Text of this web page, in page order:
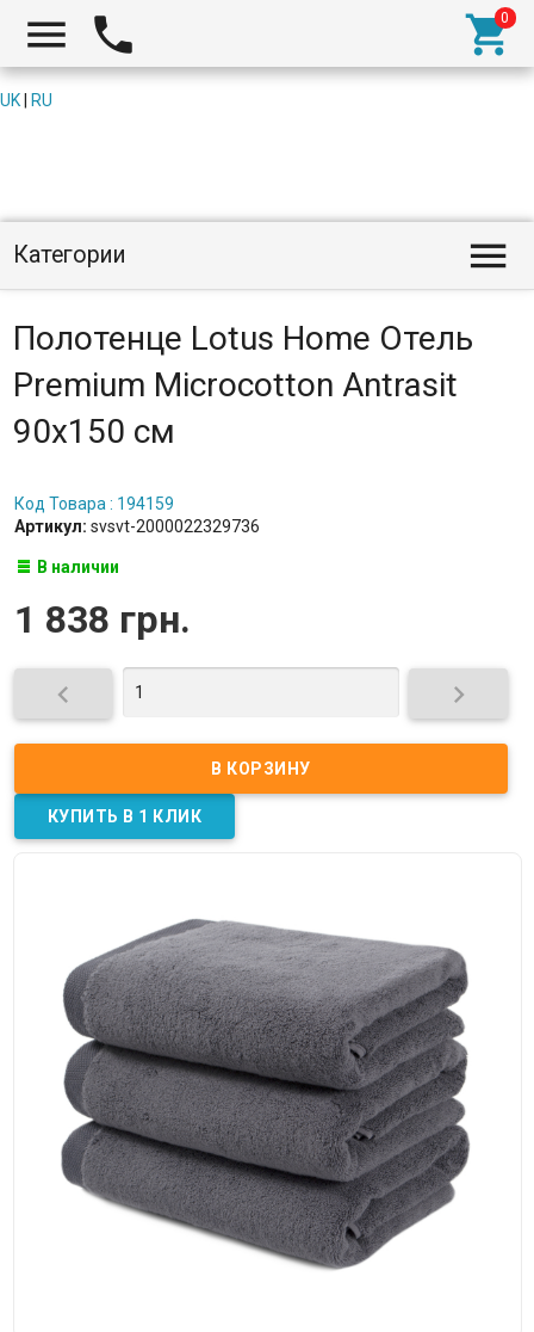
  
UK RU
Категории 
Полотенце Lotus Home Отель
Premium Microcotton Antrasit
90х150 см
Код Товара : 194159
Артикул: svsvt-2000022329736
В наличии
1 838 грн.
 